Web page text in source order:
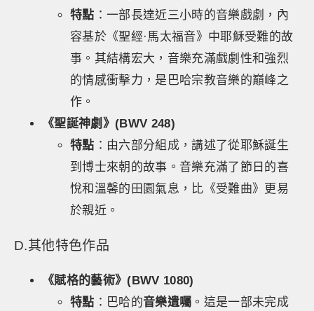
特點 ：一部長達近三小時的音樂戲劇，內
容基於《聖經·馬太福音》中耶穌受難的故
事。其結構宏大，音樂充滿戲劇性和強烈
的情感衝擊力，是巴哈宗教音樂的巔峰之
作。
《聖誕神劇》(BWV 248)
特點 ：由六部分組成，講述了從耶穌誕生
到博士來朝的故事。音樂充滿了節日的喜
悅和溫馨的田園氣息，比《受難曲》更易
於親近。
D.其他特色作品
《賦格的藝術》(BWV 1080)
特點 ：巴哈的音樂遺囑 。這是一部未完成